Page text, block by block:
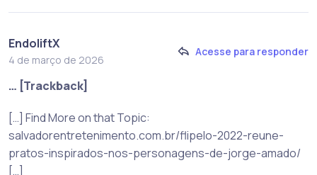
EndoliftX
4 de março de 2026
Acesse para responder
… [Trackback]
[…] Find More on that Topic:
salvadorentretenimento.com.br/flipelo-2022-reune-
pratos-inspirados-nos-personagens-de-jorge-amado/
[…]